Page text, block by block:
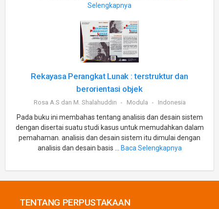
Selengkapnya
Rekayasa Perangkat Lunak : terstruktur dan
berorientasi objek
Rosa A.S dan M. Shalahuddin Modula Indonesia
Pada buku ini membahas tentang analisis dan desain sistem
dengan disertai suatu studi kasus untuk memudahkan dalam
pemahaman. analisis dan desain sistem itu dimulai dengan
analisis dan desain basis ... Baca Selengkapnya
TENTANG PERPUSTAKAAN